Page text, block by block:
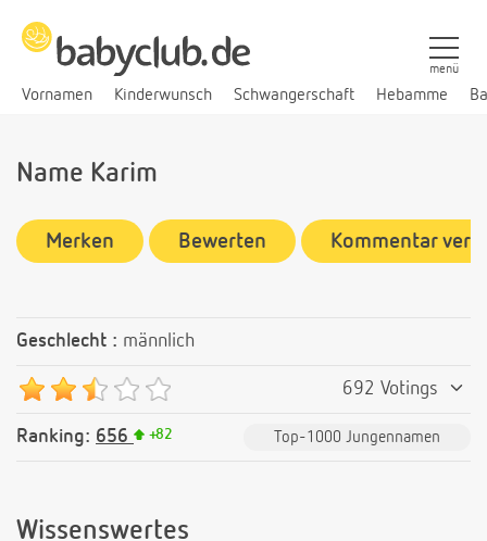
Vornamen Kinderwunsch Schwangerschaft Hebamme
menü
Name Karim
Merken Bewerten Kommentar
Geschlecht : männlich
692 Votings
Ranking: 656 +82 Top-1000 Jungennamen
Wissenswertes